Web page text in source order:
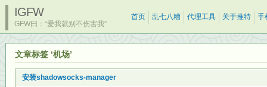
IGFW
GFW曰：“爱我就别不伤害我”
首页 乱七八糟 代理工具 关于推特 手
文章标签 ‘机场’
安装shadowsocks-manager